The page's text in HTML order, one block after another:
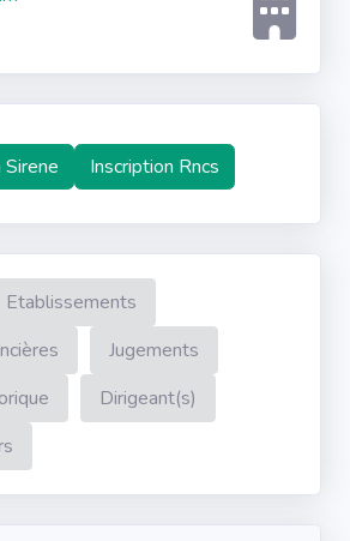
Inscription Rncs
Etablissements
Jugements
Dirigeant(s)